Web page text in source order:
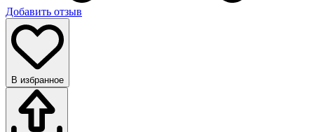
Добавить отзыв
В избранное